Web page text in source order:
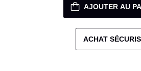
AJOUTER AU
ACHAT